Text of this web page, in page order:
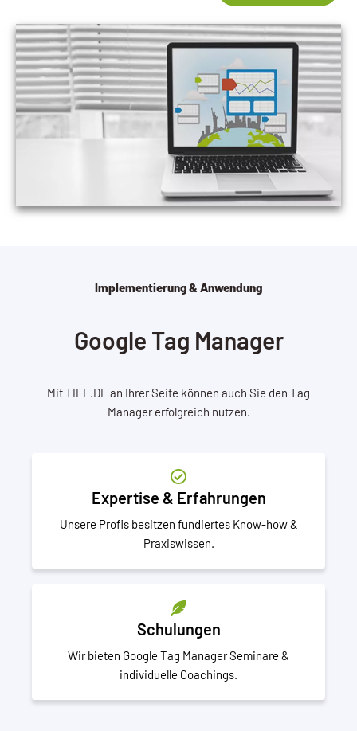
Implementierung & Anwendung
Google Tag Manager
Mit TILL.DE an Ihrer Seite können auch Sie den Tag
Manager erfolgreich nutzen.
Expertise & Erfahrungen
Unsere Profis besitzen fundiertes Know-how &
Praxiswissen.
Schulungen
Wir bieten Google Tag Manager Seminare &
individuelle Coachings.